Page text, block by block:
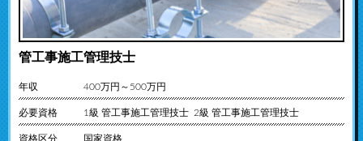
管工事施工管理技士
年収 400万円～500万円
必要資格 1級 管工事施工管理技士 2級 管工事施工管理技士
資格区分 国家資格